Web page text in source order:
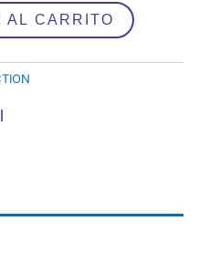
AL CARRITO